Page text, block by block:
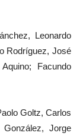
Leonardo
Rodríguez, José
Facundo
Goltz, Carlos
González, Jorge